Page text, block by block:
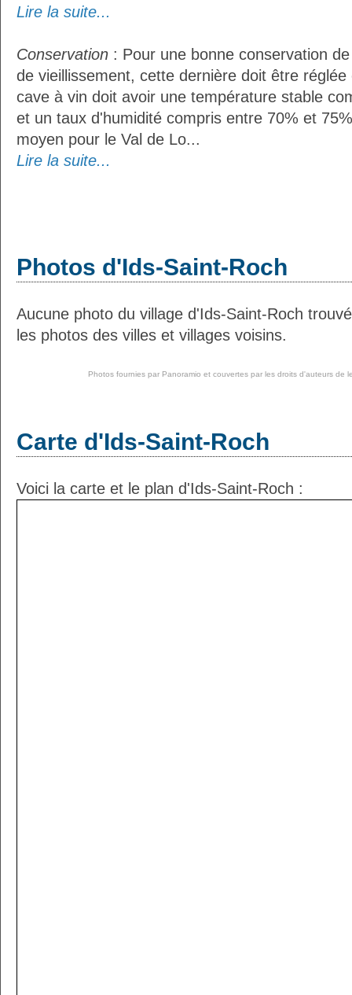
Lire la suite...
Conservation : Pour une bonne conservation
de vieillissement, cette dernière doit être réglée
cave à vin doit avoir une température stable
et un taux d'humidité compris entre 70% et
moyen pour le Val de Lo...
Lire la suite...
Photos d'Ids-Saint-Roch
Aucune photo du village d'Ids-Saint-Roch
les photos des villes et villages voisins.
Photos fournies par Panoramio et couvertes par les droits d'auteurs de
Carte d'Ids-Saint-Roch
Voici la carte et le plan d'Ids-Saint-Roch :